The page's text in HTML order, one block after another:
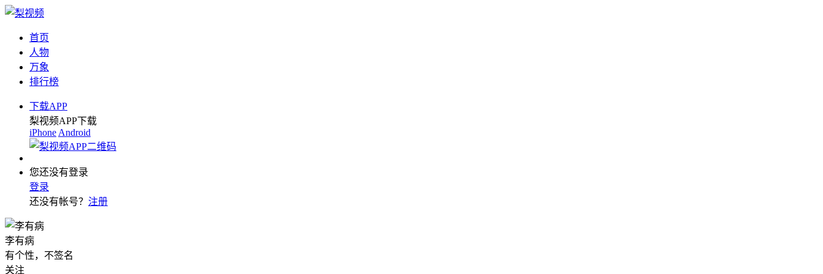
首页
人物
万象
排行榜
下载APP
梨视频APP下载
iPhone Android
您还没有登录
登录
还没有帐号？ 注册
李有病
有个性，不签名
关注